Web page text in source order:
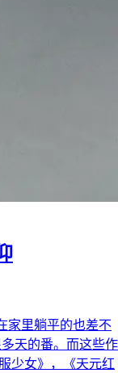
家里躺平的也差不
天的番。而这些作
少女》，《天元红